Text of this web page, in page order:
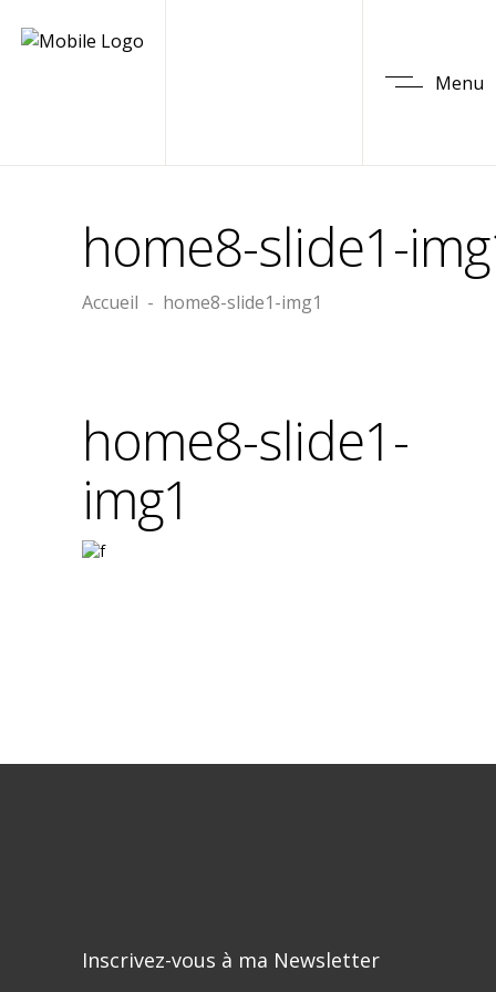
Menu
home8-slide1-
Accueil - home8-slide1-img1
home8-slide1-
img1
Inscrivez-vous à ma Newsletter